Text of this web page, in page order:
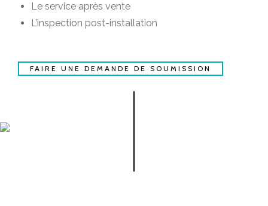
Le service après vente
L’inspection post-installation
FAIRE UNE DEMANDE DE SOUMISSION